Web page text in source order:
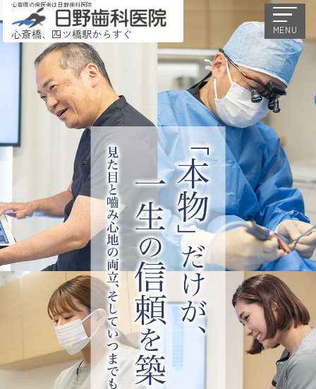
心斎橋の歯医者は日野歯科医院
心斎橋、四ツ橋駅からすぐ MENU